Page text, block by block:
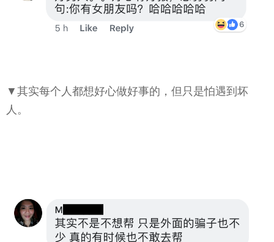
▼其实每个人都想好心做好事的，但只是怕遇到坏
人。